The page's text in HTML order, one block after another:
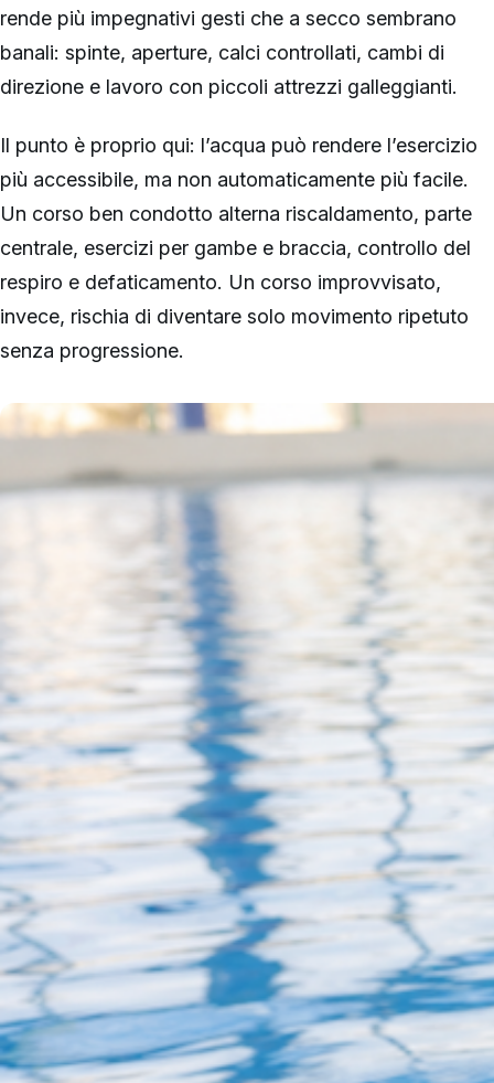
rende più impegnativi gesti che a secco sembrano
banali: spinte, aperture, calci controllati, cambi di
direzione e lavoro con piccoli attrezzi galleggianti.
Il punto è proprio qui: l’acqua può rendere l’esercizio
più accessibile, ma non automaticamente più facile.
Un corso ben condotto alterna riscaldamento, parte
centrale, esercizi per gambe e braccia, controllo del
respiro e defaticamento. Un corso improvvisato,
invece, rischia di diventare solo movimento ripetuto
senza progressione.